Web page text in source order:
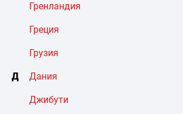
Гренландия
Греция
Грузия
Д Дания
Джибути